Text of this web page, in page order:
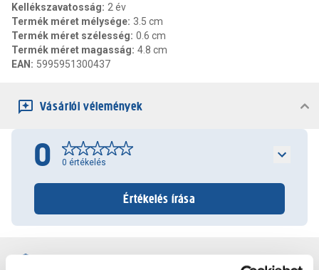
Kellékszavatosság: 2 év
Termék méret mélysége: 3.5 cm
Termék méret szélesség: 0.6 cm
Termék méret magasság: 4.8 cm
EAN : 5995951300437
Vásárlói vélemények
0 0 értékelés
Értékelés írása